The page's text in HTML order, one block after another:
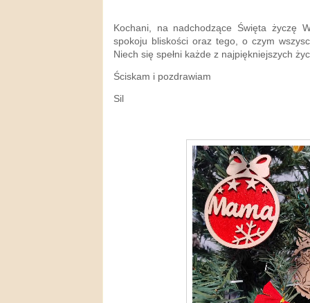
Kochani, na nadchodzące Święta życzę
spokoju bliskości oraz tego, o czym
Niech się spełni każde z najpiękniejszych
Ściskam i pozdrawiam
Sil